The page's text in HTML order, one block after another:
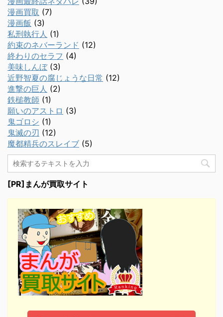
漫画買取 (7)
漫画飯 (3)
私刑執行人 (1)
約束のネバーランド (12)
終わりのセラフ (4)
美味しんぼ(3)
近野智夏の腐じょうな日常 (12)
進撃の巨人 (2)
鉄槌教師 (1)
願いのアストロ (3)
鬼ゴロシ (1)
鬼滅の刃 (12)
魔都精兵のスレイブ (5)
[PR]まんが買取サイト